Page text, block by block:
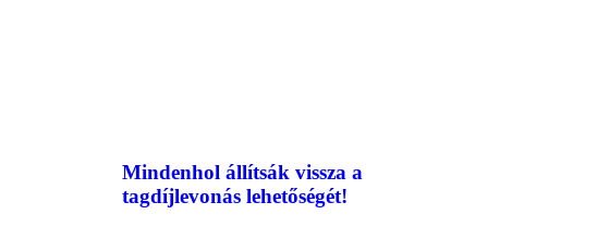
Mindenhol állítsák vissza a
tagdíjlevonás lehetőségét!